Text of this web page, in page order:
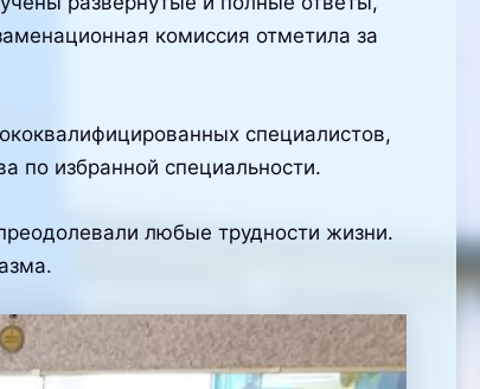
комиссия отметила за
специалистов,
по избранной специальности.
любые трудности жизни.